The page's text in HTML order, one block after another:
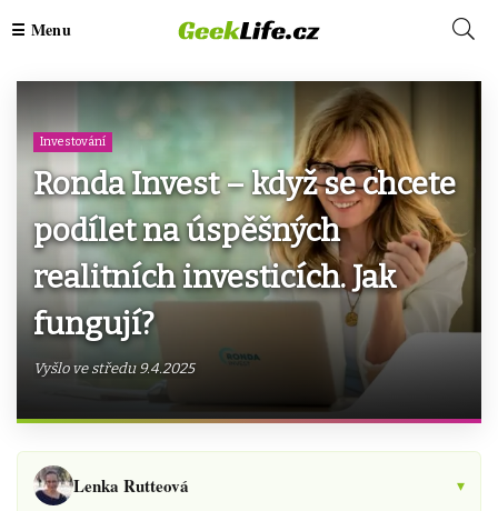
Investování
Ronda Invest – když se chcete
podílet na úspěšných
realitních investicích. Jak
fungují?
Vyšlo ve středu 9.4.2025
Lenka Rutteová ▾